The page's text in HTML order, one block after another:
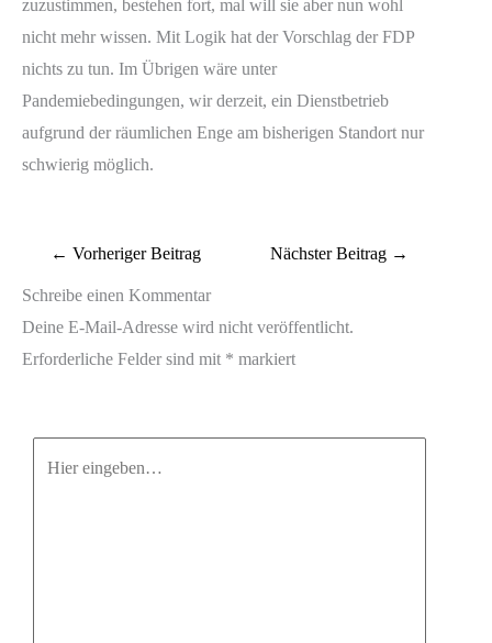
zuzustimmen, bestehen fort, mal will sie aber nun wohl
nicht mehr wissen. Mit Logik hat der Vorschlag der FDP
nichts zu tun. Im Übrigen wäre unter
Pandemiebedingungen, wir derzeit, ein Dienstbetrieb
aufgrund der räumlichen Enge am bisherigen Standort nur
schwierig möglich.
← Vorheriger Beitrag Nächster Beitrag →
Schreibe einen Kommentar
Deine E-Mail-Adresse wird nicht veröffentlicht.
Erforderliche Felder sind mit * markiert